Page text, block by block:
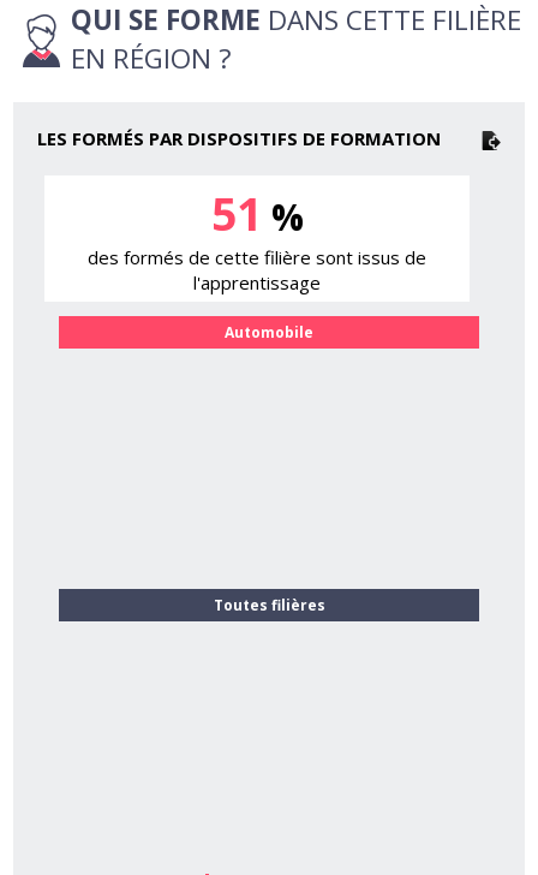
QUI SE FORME DANS CETTE FILIÈRE
EN RÉGION ?
LES FORMÉS PAR DISPOSITIFS DE FORMATION
51 %
des formés de cette filière sont issus de
l'apprentissage
Automobile
Toutes filières